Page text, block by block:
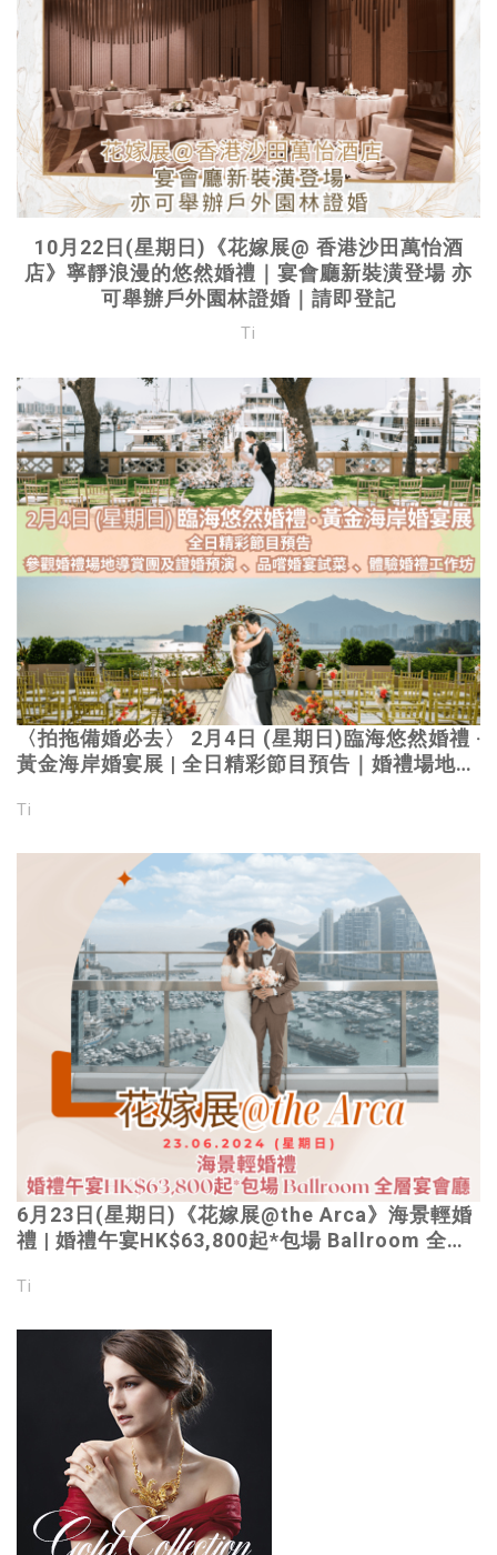
10月22日(星期日)《花嫁展@ 香港沙田萬怡酒
店》寧靜浪漫的悠然婚禮｜宴會廳新裝潢登場 亦
可舉辦戶外園林證婚｜請即登記
Ti
〈拍拖備婚必去〉 2月4日 (星期日)臨海悠然婚禮 ‧
黃金海岸婚宴展 | 全日精彩節目預告｜婚禮場地導
作工作坊 | 立即報名 免費參加
Ti
6月23日(星期日)《花嫁展@the Arca》海景輕婚
禮 | 婚禮午宴HK$63,800起*包場 Ballroom 全層
Ti